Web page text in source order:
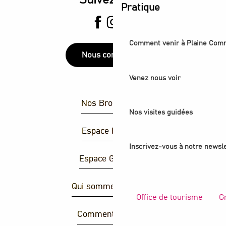
Pratique
Comment venir à Plaine
Venez nous voir
Nos visites guidées
Inscrivez-vous à notre
Office de tourisme
Nous contacter
Nos Brochures
Espace Presse
Espace Groupes
Qui sommes-nous ?
Comment venir ?